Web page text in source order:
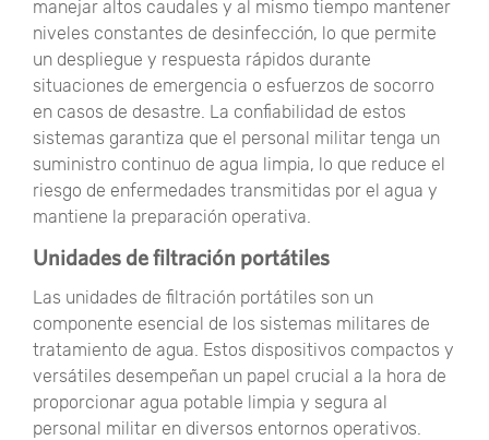
manejar altos caudales y al mismo tiempo mantener
niveles constantes de desinfección, lo que permite
un despliegue y respuesta rápidos durante
situaciones de emergencia o esfuerzos de socorro
en casos de desastre. La confiabilidad de estos
sistemas garantiza que el personal militar tenga un
suministro continuo de agua limpia, lo que reduce el
riesgo de enfermedades transmitidas por el agua y
mantiene la preparación operativa.
Unidades de filtración portátiles
Las unidades de filtración portátiles son un
componente esencial de los sistemas militares de
tratamiento de agua. Estos dispositivos compactos y
versátiles desempeñan un papel crucial a la hora de
proporcionar agua potable limpia y segura al
personal militar en diversos entornos operativos.